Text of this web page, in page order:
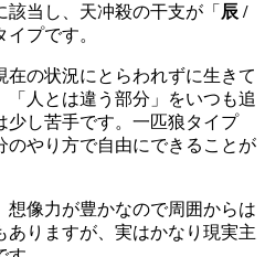
該当し、天冲殺の干支が「 辰 /
プです。
の状況にとらわれずに生きて
人とは違う部分」をいつも追
少し苦手です。一匹狼タイプ
のやり方で自由にできることが
想像力が豊かなので周囲からは
ありますが、実はかなり現実主